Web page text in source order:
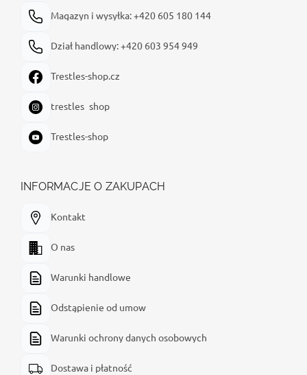
Magazyn i wysyłka: +420 605 180 144
Dział handlowy: +420 603 954 949
Trestles-shop.cz
trestles_shop
Trestles-shop
INFORMACJE O ZAKUPACH
Kontakt
O nas
Warunki handlowe
Odstąpienie od umow
Warunki ochrony danych osobowych
Dostawa i płatność